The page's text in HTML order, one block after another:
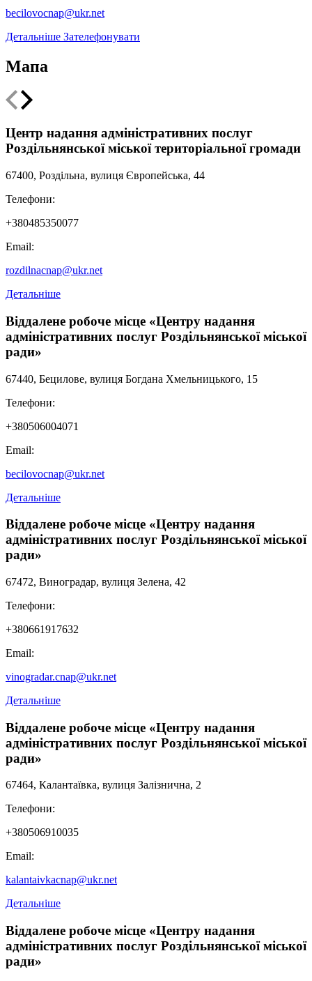
becilovocnap@ukr.net
Детальніше Зателефонувати
Мапа
+
−
Центр надання адміністративних послуг
Роздільнянської міської територіальної громади
67400, Роздільна, вулиця Європейська, 44
Телефони:
+380485350077
Email:
rozdilnacnap@ukr.net
Детальніше
Віддалене робоче місце «Центру надання
адміністративних послуг Роздільнянської міської
ради»
67440, Бецилове, вулиця Богдана Хмельницького, 15
Телефони:
+380506004071
Email:
becilovocnap@ukr.net
Детальніше
Віддалене робоче місце «Центру надання
адміністративних послуг Роздільнянської міської
ради»
67472, Виноградар, вулиця Зелена, 42
Телефони:
+380661917632
Email:
vinogradar.cnap@ukr.net
Детальніше
Віддалене робоче місце «Центру надання
адміністративних послуг Роздільнянської міської
ради»
67464, Калантаївка, вулиця Залізнична, 2
Телефони:
+380506910035
Email:
kalantaivkacnap@ukr.net
Детальніше
Віддалене робоче місце «Центру надання
адміністративних послуг Роздільнянської міської
ради»